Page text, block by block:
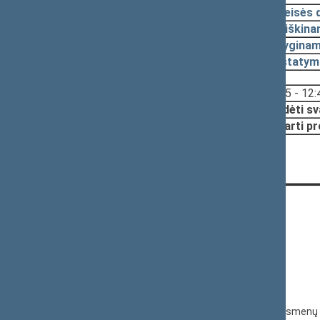
12:25 -
Pradėti
Pritarti
Duomenys kaupiami ir saugomi Juridinių